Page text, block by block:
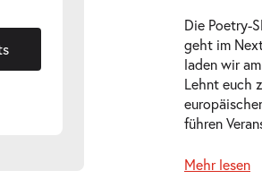
Die Poetry-
geht im
laden wir
Lehnt euch
führen
Mehr lesen